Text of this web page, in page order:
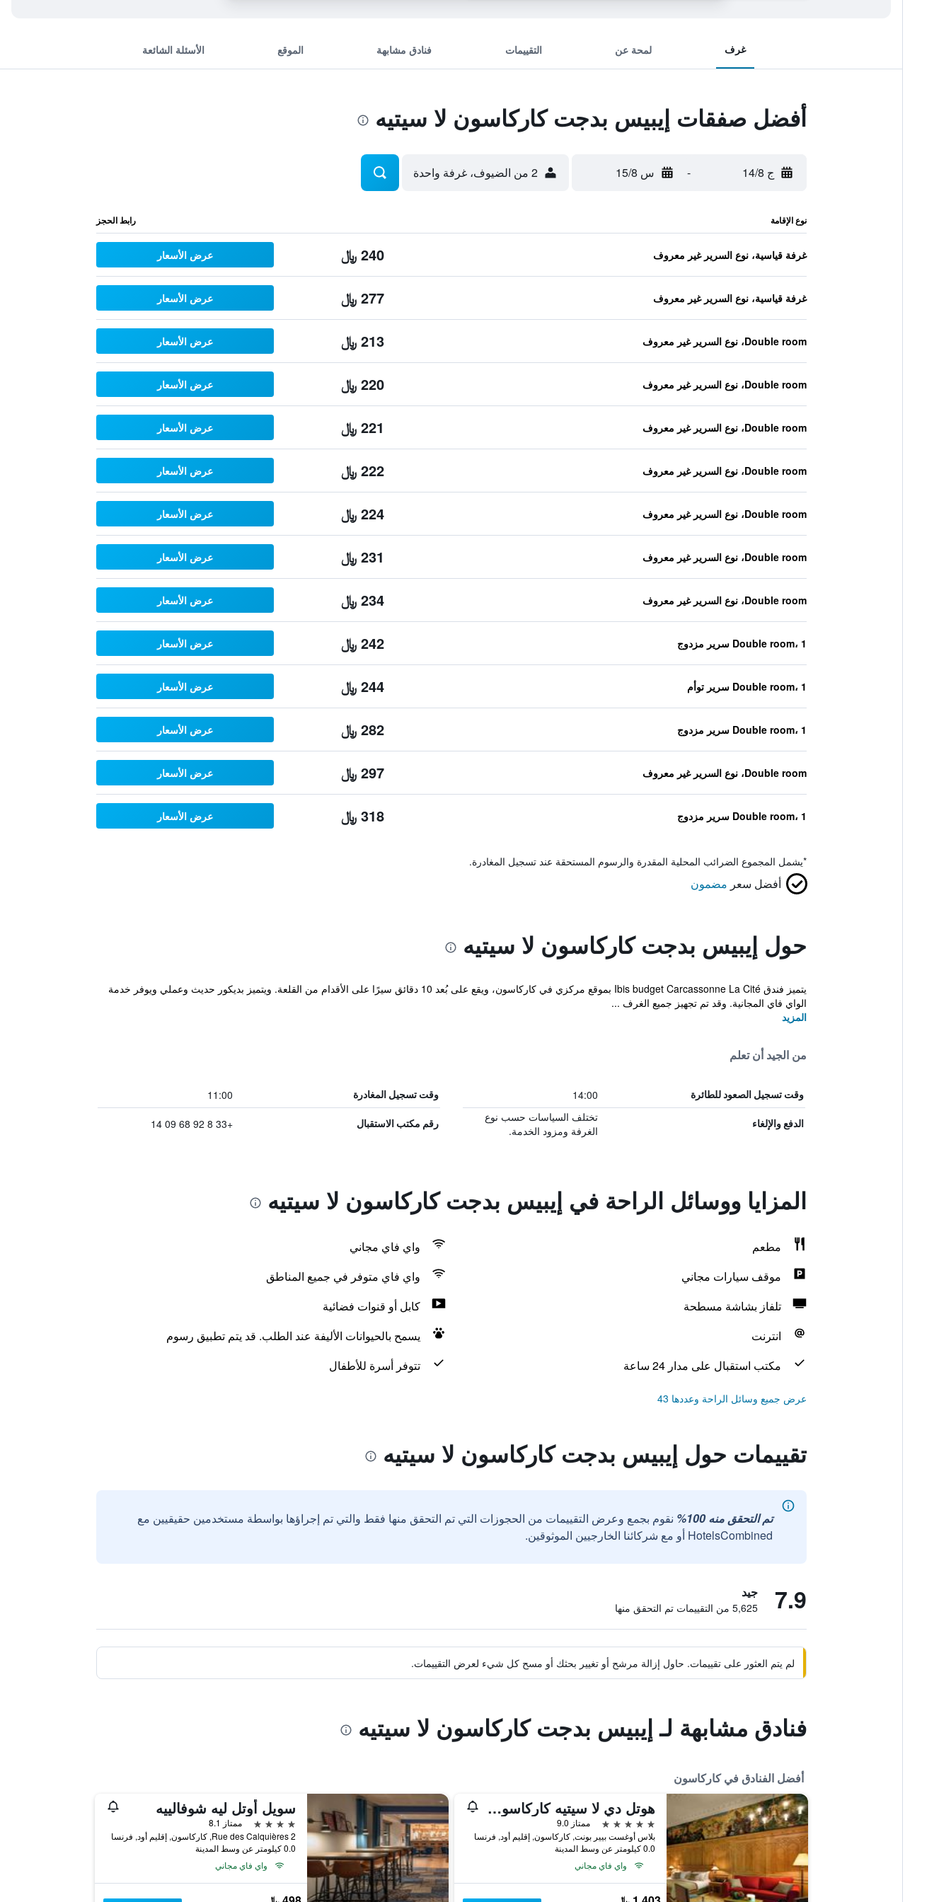
غرف لمحة عن التقييمات فنادق مشابهة الموقع الأسئلة الشائعة
أفضل صفقات إيبيس بدجت كاركاسون لا سيتيه
ج 14/8 - س 15/8 2 من الضيوف، غرفة واحدة
نوع الإقامة رابط الحجز
غرفة قياسية، نوع السرير غير معروف 240 ﷼ عرض الأسعار
غرفة قياسية، نوع السرير غير معروف 277 ﷼ عرض الأسعار
Double room، نوع السرير غير معروف 213 ﷼ عرض الأسعار
Double room، نوع السرير غير معروف 220 ﷼ عرض الأسعار
Double room، نوع السرير غير معروف 221 ﷼ عرض الأسعار
Double room، نوع السرير غير معروف 222 ﷼ عرض الأسعار
Double room، نوع السرير غير معروف 224 ﷼ عرض الأسعار
Double room، نوع السرير غير معروف 231 ﷼ عرض الأسعار
Double room، نوع السرير غير معروف 234 ﷼ عرض الأسعار
Double room، 1 سرير مزدوج 242 ﷼ عرض الأسعار
Double room، 1 سرير توأم 244 ﷼ عرض الأسعار
Double room، 1 سرير مزدوج 282 ﷼ عرض الأسعار
Double room، نوع السرير غير معروف 297 ﷼ عرض الأسعار
Double room، 1 سرير مزدوج 318 ﷼ عرض الأسعار
*يشمل المجموع الضرائب المحلية المقدرة والرسوم المستحقة عند تسجيل المغادرة.
أفضل سعر مضمون
حول إيبيس بدجت كاركاسون لا سيتيه
يتميز فندق Ibis budget Carcassonne La Cité بموقع مركزي في كاركاسون، ويقع على بُعد 10 دقائق سيرًا على الأقدام من القلعة. ويتميز بديكور حديث وعملي ويوفر خدمة
الواي فاي المجانية. وقد تم تجهيز جميع الغرف ...
المزيد
من الجيد أن تعلم
وقت تسجيل الصعود للطائرة 14:00 وقت تسجيل المغادرة 11:00
الدفع والإلغاء
تختلف السياسات حسب نوع
الغرفة ومزود الخدمة.
رقم مكتب الاستقبال +33 8 92 68 09 14
المزايا ووسائل الراحة في إيبيس بدجت كاركاسون لا سيتيه
مطعم
واي فاي مجاني
موقف سيارات مجاني
واي فاي متوفر في جميع المناطق
تلفاز بشاشة مسطحة
كابل أو قنوات فضائية
انترنت
يسمح بالحيوانات الأليفة عند الطلب. قد يتم تطبيق رسوم
مكتب استقبال على مدار 24 ساعة
تتوفر أسرة للأطفال
عرض جميع وسائل الراحة وعددها 43
تقييمات حول إيبيس بدجت كاركاسون لا سيتيه
تم التحقق منه 100%
نقوم بجمع وعرض التقييمات من الحجوزات التي تم التحقق منها فقط والتي تم إجراؤها بواسطة مستخدمين حقيقيين مع
HotelsCombined أو مع شركائنا الخارجيين الموثوقين.
7.9 جيد
5,625 من التقييمات تم التحقق منها
لم يتم العثور على تقييمات. حاول إزالة مرشح أو تغيير بحثك أو مسح كل شيء لعرض التقييمات.
فنادق مشابهة لـ إيبيس بدجت كاركاسون لا سيتيه
أفضل الفنادق في كاركاسون
هوتل دي لا سيتيه كاركاسون - إم جاليري كوليكشن
5 نجوم
ممتاز 9.0
بلاس أوغست بيير بونت, كاركاسون, إقليم أود, فرنسا
0.0 كيلومتر عن وسط المدينة
واي فاي مجاني
سويل أوتل ليه شوفالييه
4 نجوم
ممتاز 8.1
2 Rue des Calquières, كاركاسون, إقليم أود, فرنسا
0.0 كيلومتر عن وسط المدينة
واي فاي مجاني